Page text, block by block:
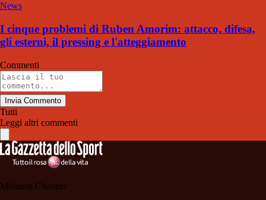
News
I cinque problemi di Ruben Amorim: attacco, difesa,
gli esterni, il pressing e l'atteggiamento
Commenti
Invia Commento
Tutti
Leggi altri commenti
Milanisti Channel